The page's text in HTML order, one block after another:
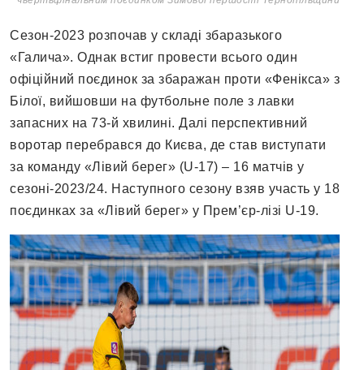
Сезон-2023 розпочав у складі збаразького
«Галича». Однак встиг провести всього один
офіційний поєдинок за збаражан проти «Фенікса» з
Білої, вийшовши на футбольне поле з лавки
запасних на 73-й хвилині. Далі перспективний
воротар перебрався до Києва, де став виступати
за команду «Лівий берег» (U-17) – 16 матчів у
сезоні-2023/24. Наступного сезону взяв участь у 18
поєдинках за «Лівий берег» у Прем’єр-лізі U-19.